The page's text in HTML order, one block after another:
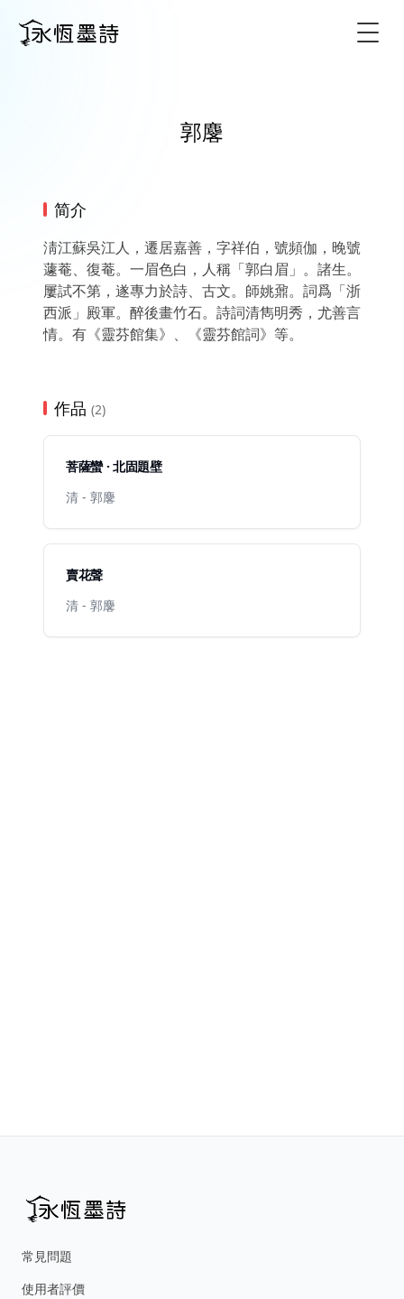
郭麐
简介
淸江蘇吳江人，遷居嘉善，字祥伯，號頻伽，晚號
蘧菴、復菴。一眉色白，人稱「郭白眉」。諸生。
屢試不第，遂專力於詩、古文。師姚鼐。詞爲「浙
西派」殿軍。醉後畫竹石。詩詞清雋明秀，尤善言
情。有《靈芬館集》、《靈芬館詞》等。
作品 (2)
菩薩蠻 · 北固題壁
清 - 郭麐
賣花聲
清 - 郭麐
常見問題
使用者評價